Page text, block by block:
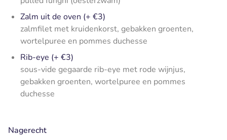
Zalm uit de oven (+ €3)
zalmfilet met kruidenkorst, gebakken groenten,
wortelpuree en pommes duchesse
Rib-eye (+ €3)
sous-vide gegaarde rib-eye met rode wijnjus,
gebakken groenten, wortelpuree en pommes
duchesse
Nagerecht